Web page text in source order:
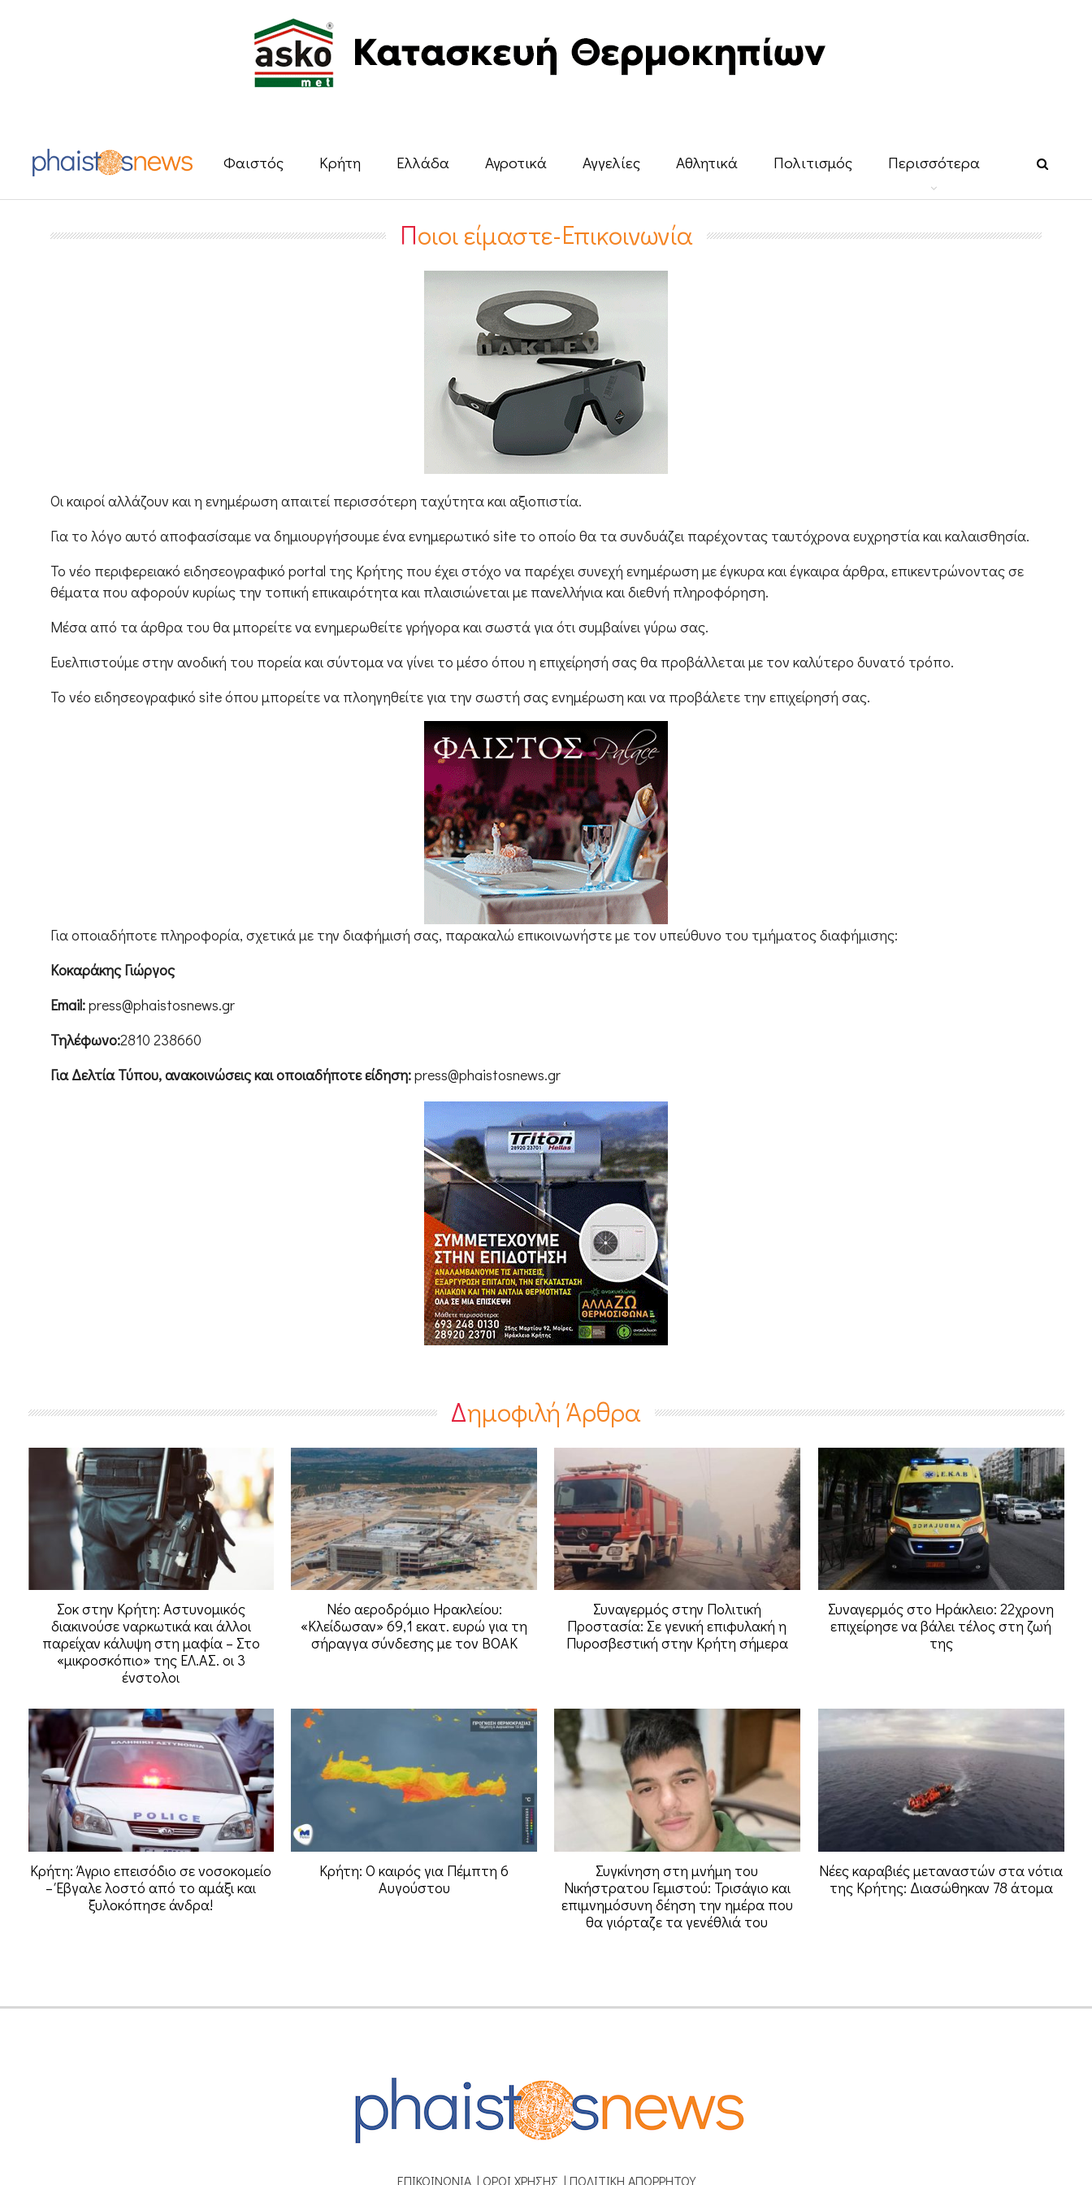
Φαιστός Κρήτη Ελλάδα Αγροτικά Αγγελίες Αθλητικά Πολιτισμός Περισσότερα
Ποιοι είμαστε-Επικοινωνία
Οι καιροί αλλάζουν και η ενημέρωση απαιτεί περισσότερη ταχύτητα και αξιοπιστία.
Για το λόγο αυτό αποφασίσαμε να δημιουργήσουμε ένα ενημερωτικό site το οποίο θα τα συνδυάζει παρέχοντας ταυτόχρονα ευχρηστία και καλαισθησία.
Το νέο περιφερειακό ειδησεογραφικό portal της Κρήτης που έχει στόχο να παρέχει συνεχή ενημέρωση με έγκυρα και έγκαιρα άρθρα, επικεντρώνοντας σε
θέματα που αφορούν κυρίως την τοπική επικαιρότητα και πλαισιώνεται με πανελλήνια και διεθνή πληροφόρηση.
Μέσα από τα άρθρα του θα μπορείτε να ενημερωθείτε γρήγορα και σωστά για ότι συμβαίνει γύρω σας.
Ευελπιστούμε στην ανοδική του πορεία και σύντομα να γίνει το μέσο όπου η επιχείρησή σας θα προβάλλεται με τον καλύτερο δυνατό τρόπο.
Το νέο ειδησεογραφικό site όπου μπορείτε να πλοηγηθείτε για την σωστή σας ενημέρωση και να προβάλετε την επιχείρησή σας.
Για οποιαδήποτε πληροφορία, σχετικά με την διαφήμισή σας, παρακαλώ επικοινωνήστε με τον υπεύθυνο του τμήματος διαφήμισης:
Κοκαράκης Γιώργος
Email:press@phaistosnews.gr
Τηλέφωνο:2810 238660
Για Δελτία Τύπου, ανακοινώσεις και οποιαδήποτε είδηση:press@phaistosnews.gr
Δημοφιλή Άρθρα
Σοκ στην Κρήτη: Αστυνομικός
διακινούσε ναρκωτικά και άλλοι
παρείχαν κάλυψη στη μαφία – Στο
«μικροσκόπιο» της ΕΛ.ΑΣ. οι 3
ένστολοι
Νέο αεροδρόμιο Ηρακλείου:
«Κλείδωσαν» 69,1 εκατ. ευρώ για τη
σήραγγα σύνδεσης με τον ΒΟΑΚ
Συναγερμός στην Πολιτική
Προστασία: Σε γενική επιφυλακή η
Πυροσβεστική στην Κρήτη σήμερα
Συναγερμός στο Ηράκλειο: 22χρονη
επιχείρησε να βάλει τέλος στη ζωή
της
Κρήτη: Άγριο επεισόδιο σε νοσοκομείο
– Έβγαλε λοστό από το αμάξι και
ξυλοκόπησε άνδρα!
Κρήτη: Ο καιρός για Πέμπτη 6
Αυγούστου
Συγκίνηση στη μνήμη του
Νικήστρατου Γεμιστού: Τρισάγιο και
επιμνημόσυνη δέηση την ημέρα που
θα γιόρταζε τα γενέθλιά του
Νέες καραβιές μεταναστών στα νότια
της Κρήτης: Διασώθηκαν 78 άτομα
ΕΠΙΚΟΙΝΩΝΙΑ| ΟΡΟΙ ΧΡΗΣΗΣ | ΠΟΛΙΤΙΚΗ ΑΠΟΡΡΗΤΟΥ